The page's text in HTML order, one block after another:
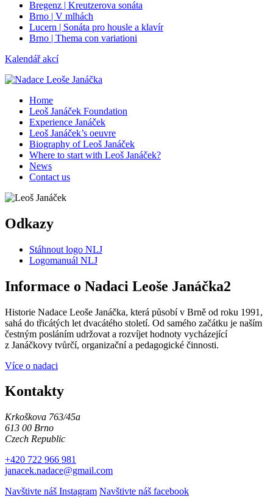
Bregenz | Kreutzerova sonáta
Brno | V mlhách
Lucern | Sonáta pro housle a klavír
Brno | Thema con variationi
Kalendář akcí
Home
Leoš Janáček Foundation
Experience Janáček
Leoš Janáček’s oeuvre
Biography of Leoš Janáček
Where to start with Leoš Janáček?
News
Contact us
Odkazy
Stáhnout logo NLJ
Logomanuál NLJ
Informace o Nadaci Leoše Janáčka2
Historie Nadace Leoše Janáčka, která působí v Brně od roku 1991,
sahá do třicátých let dvacátého století. Od samého začátku je naším
čestným posláním udržovat a rozvíjet hodnoty vycházející
z Janáčkovy tvůrčí, organizační a pedagogické činnosti.
Více o nadaci
Kontakty
Krkoškova 763/45a
613 00 Brno
Czech Republic
+420 722 966 981
janacek.nadace@gmail.com
Navštivte náš Instagram Navštivte náš facebook